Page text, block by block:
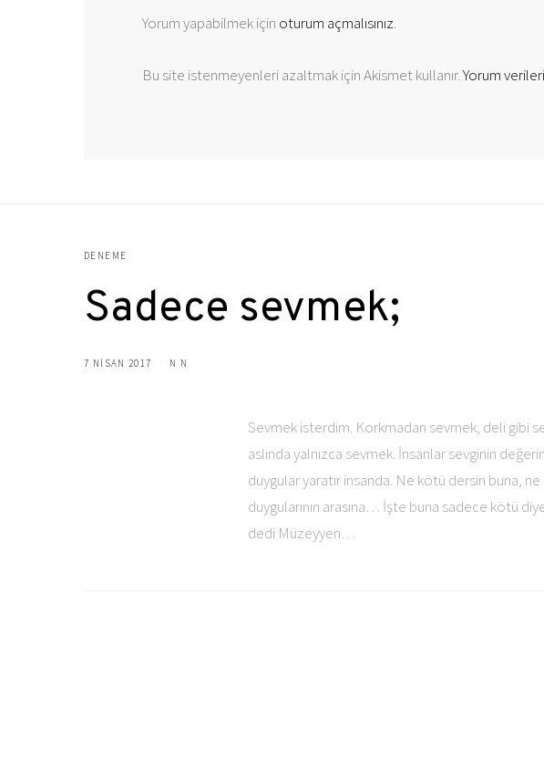
Yorum yapabilmek için oturum açmalısınız.
Bu site istenmeyenleri azaltmak için Akismet kullanır.Yorum
DENEME
Sadece sevmek;
7 NISAN 2017 N N
Sevmek isterdim. Korkmadan sevmek, deli gibi
aslında yalnızca sevmek. İnsanlar sevginin
duygular yaratır insanda. Ne kötü dersin buna,
duygularının arasına… İşte buna sadece kötü
dedi Müzeyyen…